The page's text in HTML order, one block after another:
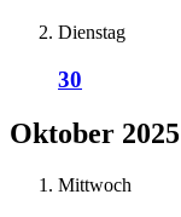
Dienstag
30
Oktober 2025
Mittwoch